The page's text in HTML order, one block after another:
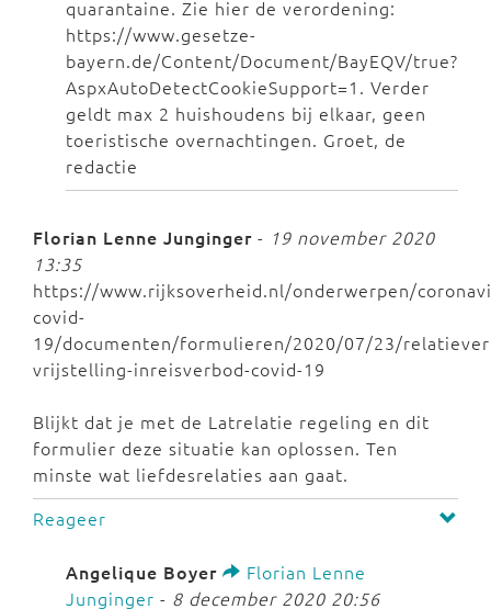
quarantaine. Zie hier de verordening:
https://www.gesetze-
bayern.de/Content/Document/BayEQV/true?
AspxAutoDetectCookieSupport=1. Verder
geldt max 2 huishoudens bij elkaar, geen
toeristische overnachtingen. Groet, de
redactie
Florian Lenne Junginger - 19 november 2020
13:35
https://www.rijksoverheid.nl/onderwerpen/
covid-
19/documenten/formulieren/2020/07/23/
vrijstelling-inreisverbod-covid-19
Blijkt dat je met de Latrelatie regeling en dit
formulier deze situatie kan oplossen. Ten
minste wat liefdesrelaties aan gaat.
Reageer
Angelique Boyer
Florian Lenne
Junginger - 8 december 2020 20:56